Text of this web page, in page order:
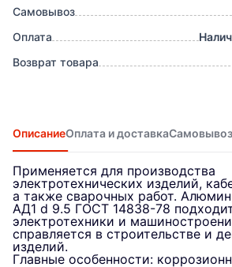
Самовывоз
Оплата
Возврат товара
ОписаниеОплата и доставкаСамовывоз
Применяется для производства
электротехнических изделий,
а также сварочных работ.
АД1 d 9.5 ГОСТ 14838-78
электротехники и
справляется в строительстве и
изделий.
Главные особенности: